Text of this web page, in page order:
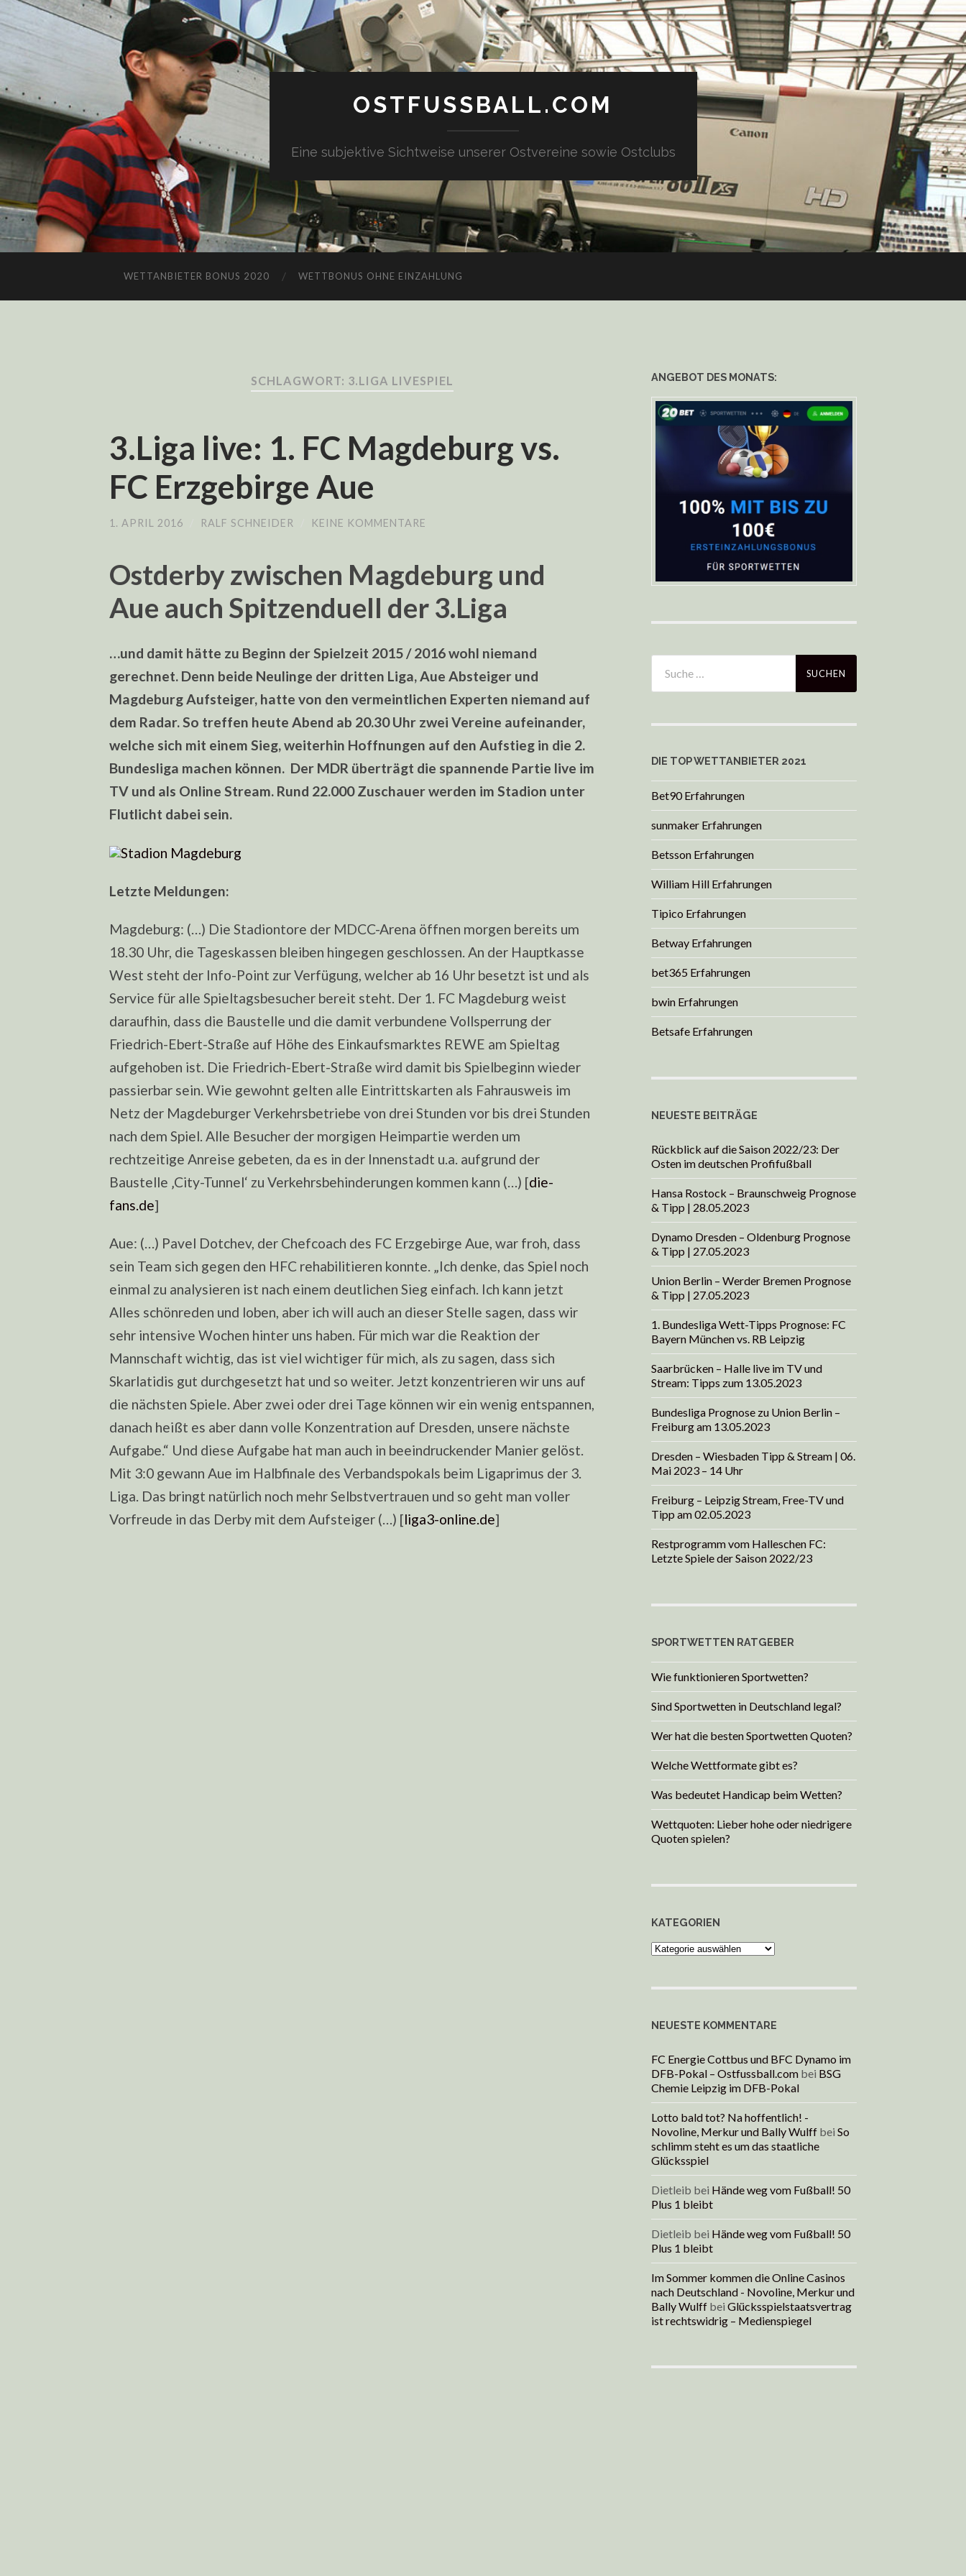
OSTFUSSBALL.COM
Eine subjektive Sichtweise unserer Ostvereine sowie Ostclubs
WETTANBIETER BONUS 2020 WETTBONUS OHNE EINZAHLUNG
SCHLAGWORT: 3.LIGA LIVESPIEL
3.Liga live: 1. FC Magdeburg vs.
FC Erzgebirge Aue
1. APRIL 2016 RALF SCHNEIDER KEINE KOMMENTARE
Ostderby zwischen Magdeburg und
Aue auch Spitzenduell der 3.Liga
…und damit hätte zu Beginn der Spielzeit 2015 / 2016 wohl niemand
gerechnet. Denn beide Neulinge der dritten Liga, Aue Absteiger und
Magdeburg Aufsteiger, hatte von den vermeintlichen Experten niemand auf
dem Radar. So treffen heute Abend ab 20.30 Uhr zwei Vereine aufeinander,
welche sich mit einem Sieg, weiterhin Hoffnungen auf den Aufstieg in die 2.
Bundesliga machen können. Der MDR überträgt die spannende Partie live im
TV und als Online Stream. Rund 22.000 Zuschauer werden im Stadion unter
Flutlicht dabei sein.
Letzte Meldungen:
Magdeburg: (…) Die Stadiontore der MDCC-Arena öffnen morgen bereits um
18.30 Uhr, die Tageskassen bleiben hingegen geschlossen. An der Hauptkasse
West steht der Info-Point zur Verfügung, welcher ab 16 Uhr besetzt ist und als
Service für alle Spieltagsbesucher bereit steht. Der 1. FC Magdeburg weist
daraufhin, dass die Baustelle und die damit verbundene Vollsperrung der
Friedrich-Ebert-Straße auf Höhe des Einkaufsmarktes REWE am Spieltag
aufgehoben ist. Die Friedrich-Ebert-Straße wird damit bis Spielbeginn wieder
passierbar sein. Wie gewohnt gelten alle Eintrittskarten als Fahrausweis im
Netz der Magdeburger Verkehrsbetriebe von drei Stunden vor bis drei Stunden
nach dem Spiel. Alle Besucher der morgigen Heimpartie werden um
rechtzeitige Anreise gebeten, da es in der Innenstadt u.a. aufgrund der
Baustelle ‚City-Tunnel‘ zu Verkehrsbehinderungen kommen kann (…) [die-
fans.de]
Aue: (…) Pavel Dotchev, der Chefcoach des FC Erzgebirge Aue, war froh, dass
sein Team sich gegen den HFC rehabilitieren konnte. „Ich denke, das Spiel noch
einmal zu analysieren ist nach einem deutlichen Sieg einfach. Ich kann jetzt
Alles schönreden und loben, aber ich will auch an dieser Stelle sagen, dass wir
sehr intensive Wochen hinter uns haben. Für mich war die Reaktion der
Mannschaft wichtig, das ist viel wichtiger für mich, als zu sagen, dass sich
Skarlatidis gut durchgesetzt hat und so weiter. Jetzt konzentrieren wir uns auf
die nächsten Spiele. Aber zwei oder drei Tage können wir ein wenig entspannen,
danach heißt es aber dann volle Konzentration auf Dresden, unsere nächste
Aufgabe.“ Und diese Aufgabe hat man auch in beeindruckender Manier gelöst.
Mit 3:0 gewann Aue im Halbfinale des Verbandspokals beim Ligaprimus der 3.
Liga. Das bringt natürlich noch mehr Selbstvertrauen und so geht man voller
Vorfreude in das Derby mit dem Aufsteiger (…) [liga3-online.de]
ANGEBOT DES MONATS:
DIE TOP WETTANBIETER 2021
Bet90 Erfahrungen
sunmaker Erfahrungen
Betsson Erfahrungen
William Hill Erfahrungen
Tipico Erfahrungen
Betway Erfahrungen
bet365 Erfahrungen
bwin Erfahrungen
Betsafe Erfahrungen
NEUESTE BEITRÄGE
Rückblick auf die Saison 2022/23: Der
Osten im deutschen Profifußball
Hansa Rostock – Braunschweig Prognose
& Tipp | 28.05.2023
Dynamo Dresden – Oldenburg Prognose
& Tipp | 27.05.2023
Union Berlin – Werder Bremen Prognose
& Tipp | 27.05.2023
1. Bundesliga Wett-Tipps Prognose: FC
Bayern München vs. RB Leipzig
Saarbrücken – Halle live im TV und
Stream: Tipps zum 13.05.2023
Bundesliga Prognose zu Union Berlin –
Freiburg am 13.05.2023
Dresden – Wiesbaden Tipp & Stream | 06.
Mai 2023 – 14 Uhr
Freiburg – Leipzig Stream, Free-TV und
Tipp am 02.05.2023
Restprogramm vom Halleschen FC:
Letzte Spiele der Saison 2022/23
SPORTWETTEN RATGEBER
Wie funktionieren Sportwetten?
Sind Sportwetten in Deutschland legal?
Wer hat die besten Sportwetten Quoten?
Welche Wettformate gibt es?
Was bedeutet Handicap beim Wetten?
Wettquoten: Lieber hohe oder niedrigere
Quoten spielen?
KATEGORIEN
Kategorien
NEUESTE KOMMENTARE
FC Energie Cottbus und BFC Dynamo im
DFB-Pokal – Ostfussball.com bei BSG
Chemie Leipzig im DFB-Pokal
Lotto bald tot? Na hoffentlich! -
Novoline, Merkur und Bally Wulff bei So
schlimm steht es um das staatliche
Glücksspiel
Dietleib bei Hände weg vom Fußball! 50
Plus 1 bleibt
Dietleib bei Hände weg vom Fußball! 50
Plus 1 bleibt
Im Sommer kommen die Online Casinos
nach Deutschland - Novoline, Merkur und
Bally Wulff bei Glücksspielstaatsvertrag
ist rechtswidrig – Medienspiegel